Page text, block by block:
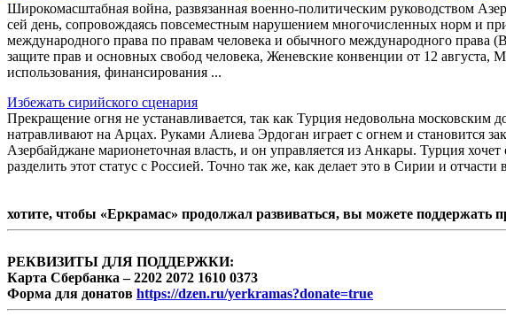
Широкомасштабная война, развязанная военно-политическим руководством
сей день, сопровождаясь повсеместным нарушением многочисленных норм и
международного права по правам человека и обычного международного права
защите прав и основных свобод человека, Женевские конвенции от 12 августа,
использования, финансирования ...
Избежать сирийского сценария
Прекращение огня не устанавливается, так как Турция недовольна
натравливают на Арцах. Руками Алиева Эрдоган играет с огнем и становится
Азербайджане марионеточная власть, и он управляется из Анкары. Турция
разделить этот статус с Россией. Точно так же, как делает это в Сирии и отчасти
хотите, чтобы «Еркрамас» продолжал развиваться, вы можете поддержать
РЕКВИЗИТЫ ДЛЯ ПОДДЕРЖКИ:
Карта Сбербанка – 2202 2072 1610 0373
Форма для донатов https://dzen.ru/yerkramas?donate=true